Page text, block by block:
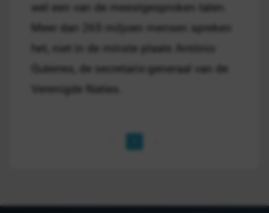
wel een van de meestgesproken talen.
Meer dan 265 miljoen mensen spreken
het, niet in de minste plaats António
Guterres, de secretaris-generaal van de
Verenigde Naties.